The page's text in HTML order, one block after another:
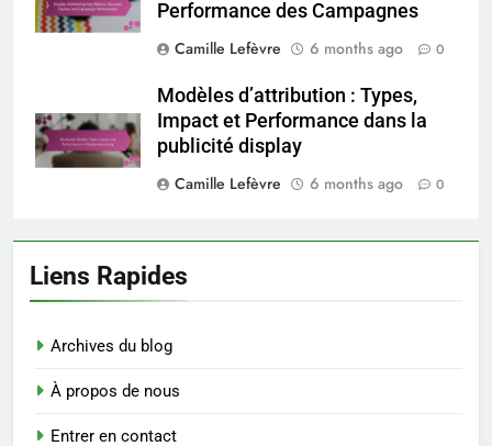
Performance des Campagnes
Camille Lefèvre
6 months ago 0
Modèles d’attribution : Types,
Impact et Performance dans la
publicité display
Camille Lefèvre
6 months ago 0
Liens Rapides
Archives du blog
À propos de nous
Entrer en contact